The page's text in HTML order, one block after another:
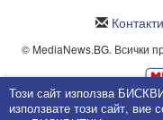
Контакти
© MediaNews.BG. Всички
Powered
Този сайт използва
използвате този сайт,